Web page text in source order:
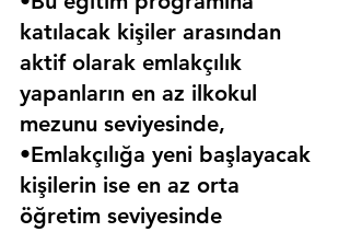
katılacak kişiler arasından
aktif olarak emlakçılık
yapanların en az ilkokul
mezunu seviyesinde,
•Emlakçılığa yeni başlayacak
kişilerin ise en az orta
öğretim seviyesinde